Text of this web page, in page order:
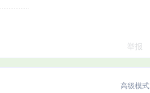
举报
高级模式